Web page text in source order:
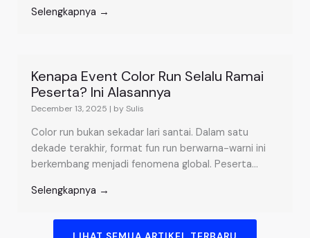
Selengkapnya →
Kenapa Event Color Run Selalu Ramai
Peserta? Ini Alasannya
December 13, 2025 | by Sulis
Color run bukan sekadar lari santai. Dalam satu
dekade terakhir, format fun run berwarna-warni ini
berkembang menjadi fenomena global. Peserta...
Selengkapnya →